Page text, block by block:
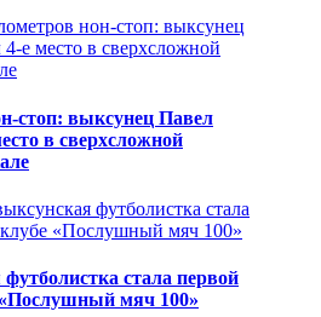
стоп: выксунец Павел
в сверхсложной
стала первой
мяч 100»